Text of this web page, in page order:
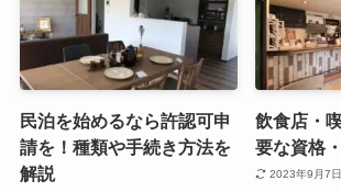
民泊を始めるなら許認可申
請を！種類や手続き方法を
解説
飲食店・
要な資格
2023年9月7日